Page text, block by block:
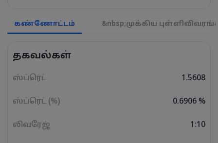
US Government Shutdown Threatens
October Inflation Data Release
US-EU Relations: Russia Sanctions Unite
Emma Rose
BOJ Warns of Japan Stock Market
கண்ணோட்டம் &nbsp;முக்கிய
தகவல்கள்
ஸ்ப்ரெட் 1.5608
ஸ்ப்ரெட் (%) 0.6906 %
லிவரேஜ் 1:10